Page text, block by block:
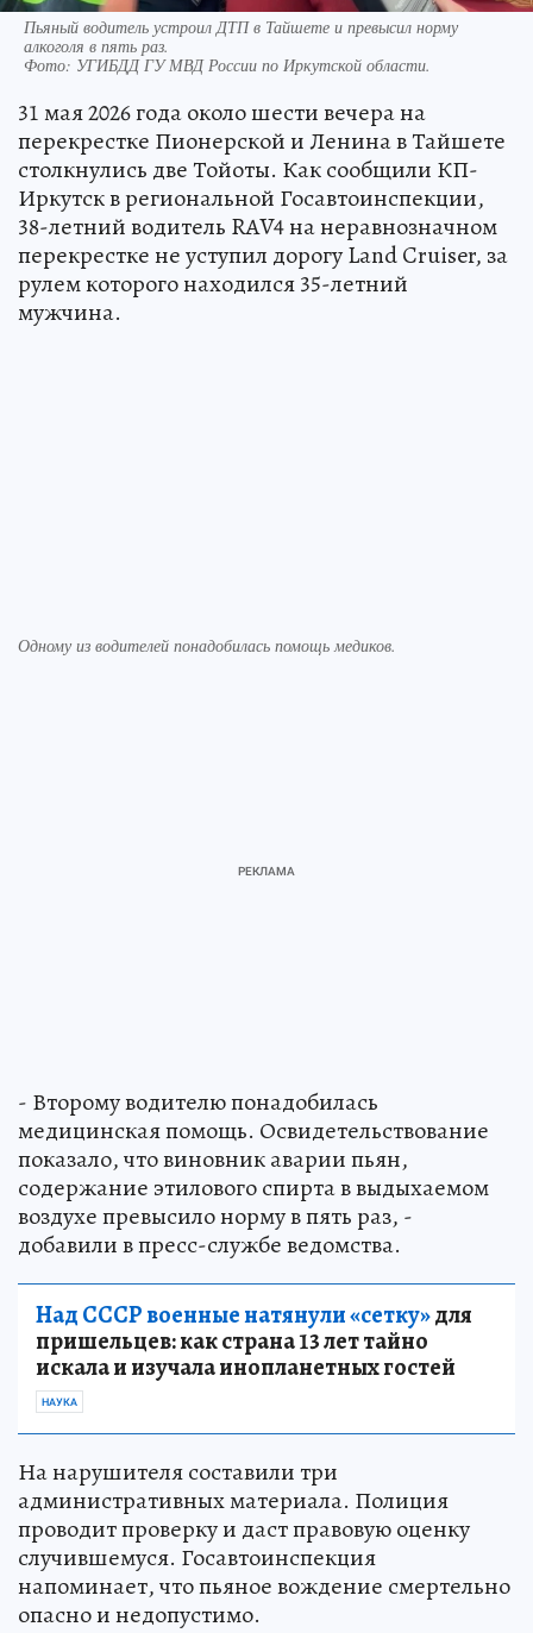
Пьяный водитель устроил ДТП в Тайшете и превысил норму
алкоголя в пять раз.
Фото: УГИБДД ГУ МВД России по Иркутской области.
31 мая 2026 года около шести вечера на
перекрестке Пионерской и Ленина в Тайшете
столкнулись две Тойоты. Как сообщили КП-
Иркутск в региональной Госавтоинспекции,
38-летний водитель RAV4 на неравнозначном
перекрестке не уступил дорогу Land Cruiser, за
рулем которого находился 35-летний
мужчина.
Одному из водителей понадобилась помощь медиков.
- Второму водителю понадобилась
медицинская помощь. Освидетельствование
показало, что виновник аварии пьян,
содержание этилового спирта в выдыхаемом
воздухе превысило норму в пять раз, -
добавили в пресс-службе ведомства.
Над СССР военные натянули «сетку»для
пришельцев: как страна 13 лет тайно
искала и изучала инопланетных гостей
НАУКА
На нарушителя составили три
административных материала. Полиция
проводит проверку и даст правовую оценку
случившемуся. Госавтоинспекция
напоминает, что пьяное вождение смертельно
опасно и недопустимо.